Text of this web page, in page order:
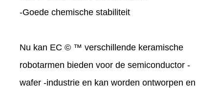
-Goede chemische stabiliteit
Nu kan EC © ™ verschillende keramische
robotarmen bieden voor de semiconductor -
wafer -industrie en kan worden ontworpen en